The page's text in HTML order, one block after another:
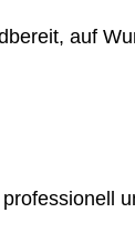
auf